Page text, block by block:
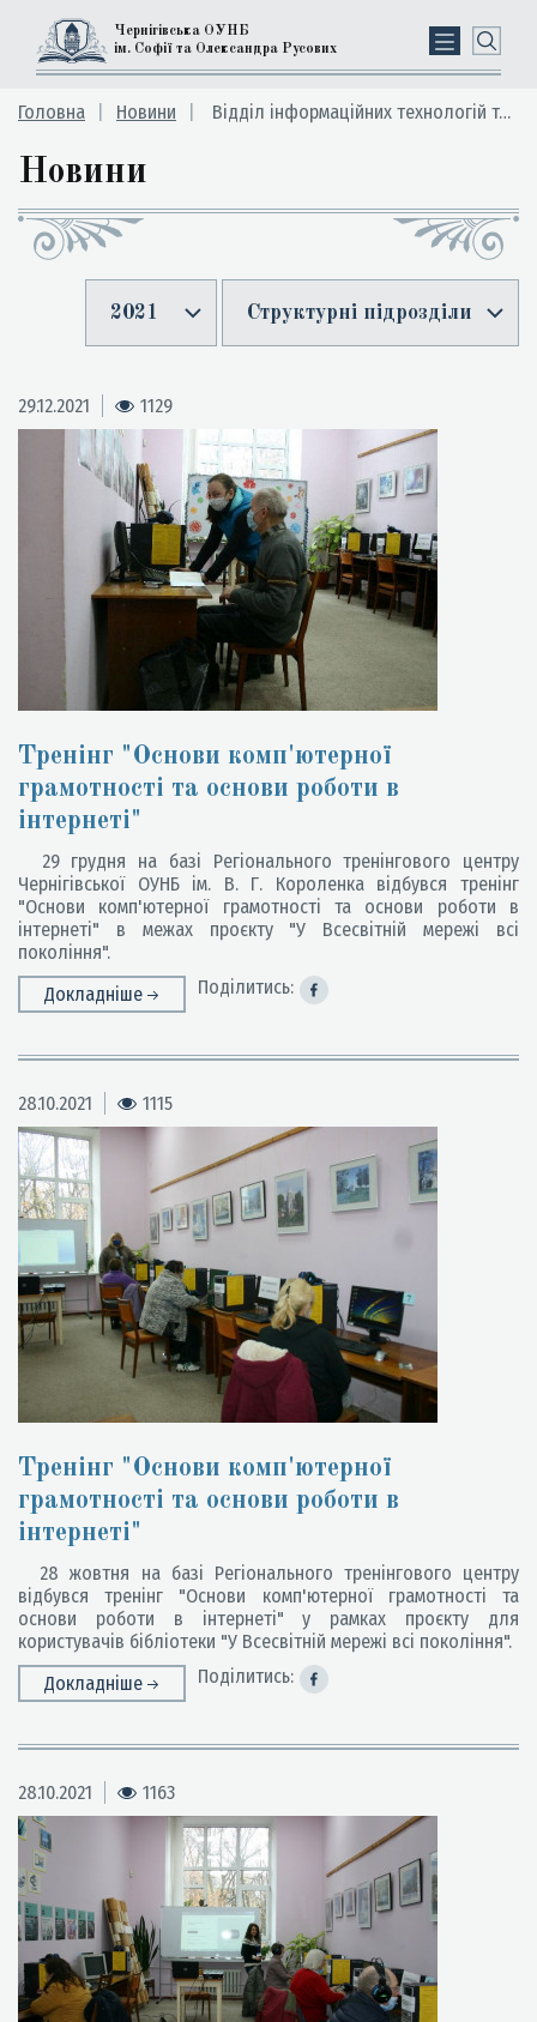
Чернігівська ОУНБ
ім. Софії та Олександра Русових
Головна Новини Відділ інформаційних технологій та електронних ресурсів
Новини
2021 Структурні підрозділи
29.12.2021 1129
Тренінг "Основи комп'ютерної
грамотності та основи роботи в
інтернеті"
29 грудня на базі Регіонального тренінгового центру
Чернігівської ОУНБ ім. В. Г. Короленка відбувся тренінг
"Основи комп'ютерної грамотності та основи роботи в
інтернеті" в межах проєкту "У Всесвітній мережі всі
покоління".
Докладніше
Поділитись:
28.10.2021 1115
Тренінг "Основи комп'ютерної
грамотності та основи роботи в
інтернеті"
28 жовтня на базі Регіонального тренінгового центру
відбувся тренінг "Основи комп'ютерної грамотності та
основи роботи в інтернеті" у рамках проєкту для
користувачів бібліотеки "У Всесвітній мережі всі покоління".
Докладніше
Поділитись:
28.10.2021 1163